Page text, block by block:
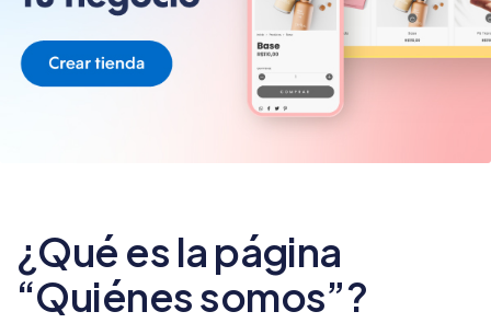
¿Qué es la página
“Quiénes somos”?